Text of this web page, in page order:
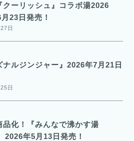
クーリッシュ』コラボ湯2026
23日発売！
日
ナルジンジャー』2026年7月21日
日
品化！『みんなで沸かす湯
年5月13日発売！